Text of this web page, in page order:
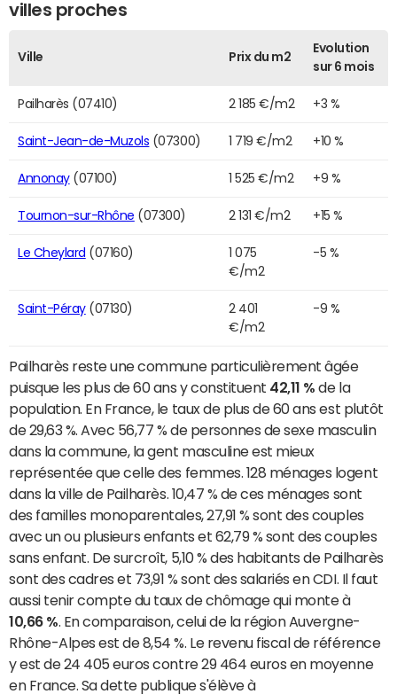
villes proches
Ville Prix du m2
Evolution
sur 6 mois
Pailharès (07410) 2 185 €/m2 +3 %
Saint-Jean-de-Muzols (07300) 1 719 €/m2 +10 %
Annonay(07100) 1 525 €/m2 +9 %
Tournon-sur-Rhône (07300) 2 131 €/m2 +15 %
Le Cheylard (07160)
1 075
€/m2
-5 %
Saint-Péray(07130)
2 401
€/m2
-9 %
Pailharès reste une commune particulièrement âgée
puisque les plus de 60 ans y constituent 42,11 % de la
population. En France, le taux de plus de 60 ans est plutôt
de 29,63 %. Avec 56,77 % de personnes de sexe masculin
dans la commune, la gent masculine est mieux
représentée que celle des femmes. 128 ménages logent
dans la ville de Pailharès. 10,47 % de ces ménages sont
des familles monoparentales, 27,91 % sont des couples
avec un ou plusieurs enfants et 62,79 % sont des couples
sans enfant. De surcroît, 5,10 % des habitants de Pailharès
sont des cadres et 73,91 % sont des salariés en CDI. Il faut
aussi tenir compte du taux de chômage qui monte à
10,66 %. En comparaison, celui de la région Auvergne-
Rhône-Alpes est de 8,54 %. Le revenu fiscal de référence
y est de 24 405 euros contre 29 464 euros en moyenne
en France. Sa dette publique s'élève à